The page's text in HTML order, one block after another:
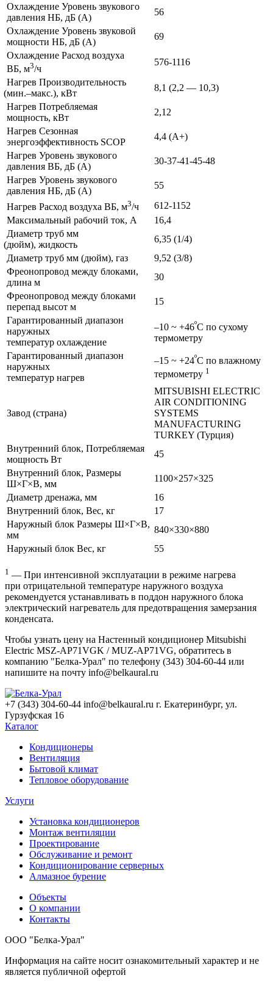
Охлаждение Уровень звукового
давления НБ, дБ (А)
56
Охлаждение Уровень звуковой
мощности НБ, дБ (А)
69
Охлаждение Расход воздуха
ВБ, м3/ч
576-1116
Нагрев Производительность
(мин.–макс.), кВт
8,1 (2,2 — 10,3)
Нагрев Потребляемая
мощность, кВт
2,12
Нагрев Сезонная
энергоэффективность SCOP
4,4 (A+)
Нагрев Уровень звукового
давления ВБ, дБ (А)
30-37-41-45-48
Нагрев Уровень звукового
давления НБ, дБ (А)
55
Нагрев Расход воздуха ВБ, м3/ч
612-1152
Максимальный рабочий ток, А
16,4
Диаметр труб мм
(дюйм), жидкость
6,35 (1/4)
Диаметр труб мм (дюйм), газ 9,52 (3/8)
Фреонопровод между блоками,
длина м
30
Фреонопровод между блоками
перепад высот м
15
Гарантированный диапазон
наружных
температур охлаждение
–10 ~ +46ºC по сухому
термометру
Гарантированный диапазон
наружных
температур нагрев
–15 ~ +24ºC по влажному
термометру 1
Завод (страна)
MITSUBISHI ELECTRIC
AIR CONDITIONING
SYSTEMS
MANUFACTURING
TURKEY (Турция)
Внутренний блок, Потребляемая
мощность Вт
45
Внутренний блок, Размеры
Ш×Г×В, мм
1100×257×325
Диаметр дренажа, мм
16
Внутренний блок, Вес, кг
17
Наружный блок Размеры Ш×Г×В,
мм
840×330×880
Наружный блок Вес, кг
55
1 — При интенсивной эксплуатации в режиме нагрева
при отрицательной температуре наружного воздуха
рекомендуется устанавливать в поддон наружного блока
электрический нагреватель для предотвращения замерзания
конденсата.
Чтобы узнать цену на Настенный кондиционер Mitsubishi
Electric MSZ-AP71VGK / MUZ-AP71VG, обратитесь в
компанию "Белка-Урал" по телефону (343) 304-60-44 или
напишите на почту info@belkaural.ru
+7 (343) 304-60-44 info@belkaural.ru г. Екатеринбург, ул.
Гурзуфская 16
Каталог
Кондиционеры
Вентиляция
Бытовой климат
Тепловое оборудование
Услуги
Установка кондиционеров
Монтаж вентиляции
Проектирование
Обслуживание и ремонт
Кондиционирование серверных
Алмазное бурение
Объекты
О компании
Контакты
ООО "Белка-Урал"
Информация на сайте носит ознакомительный характер и не
является публичной офертой